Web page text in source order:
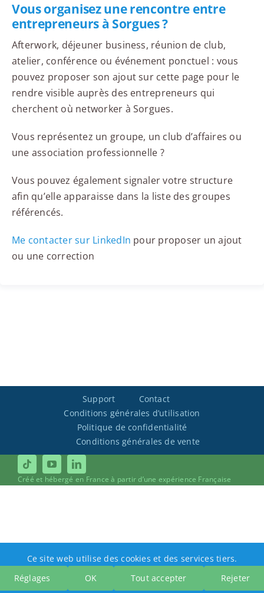
Vous organisez une rencontre entre
entrepreneurs à Sorgues ?
Afterwork, déjeuner business, réunion de club,
atelier, conférence ou événement ponctuel : vous
pouvez proposer son ajout sur cette page pour le
rendre visible auprès des entrepreneurs qui
cherchent où networker à Sorgues.
Vous représentez un groupe, un club d’affaires ou
une association professionnelle ?
Vous pouvez également signaler votre structure
afin qu’elle apparaisse dans la liste des groupes
référencés.
Me contacter sur LinkedIn pour proposer un ajout
ou une correction
Support
Contact
Conditions générales d’utilisation
Politique de confidentialité
Conditions générales de vente
Créé et hébergé en France à partir d’une expérience Française
Ce site web utilise des cookies et des services tiers.
Réglages
OK Tout accepter Rejeter